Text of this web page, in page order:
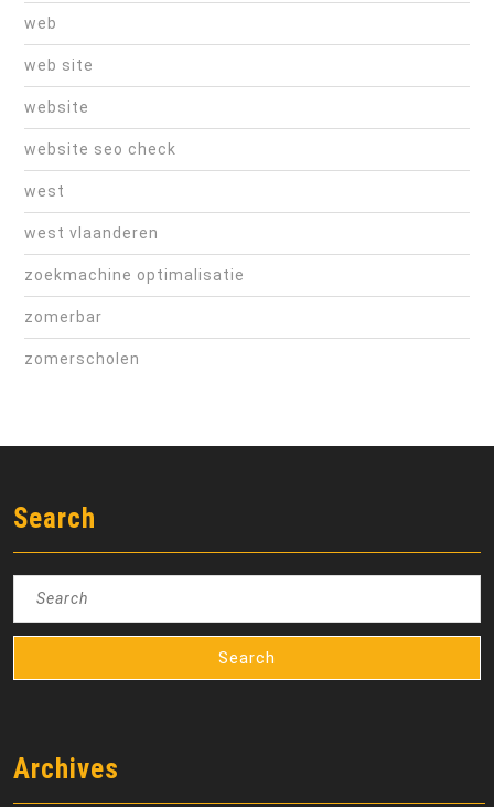
web
web site
website
website seo check
west
west vlaanderen
zoekmachine optimalisatie
zomerbar
zomerscholen
Search
Archives